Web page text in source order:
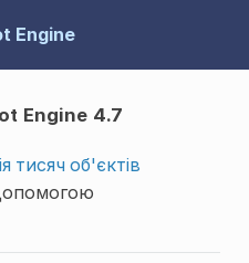
Engine
Engine 4.7
тисяч об'єктів